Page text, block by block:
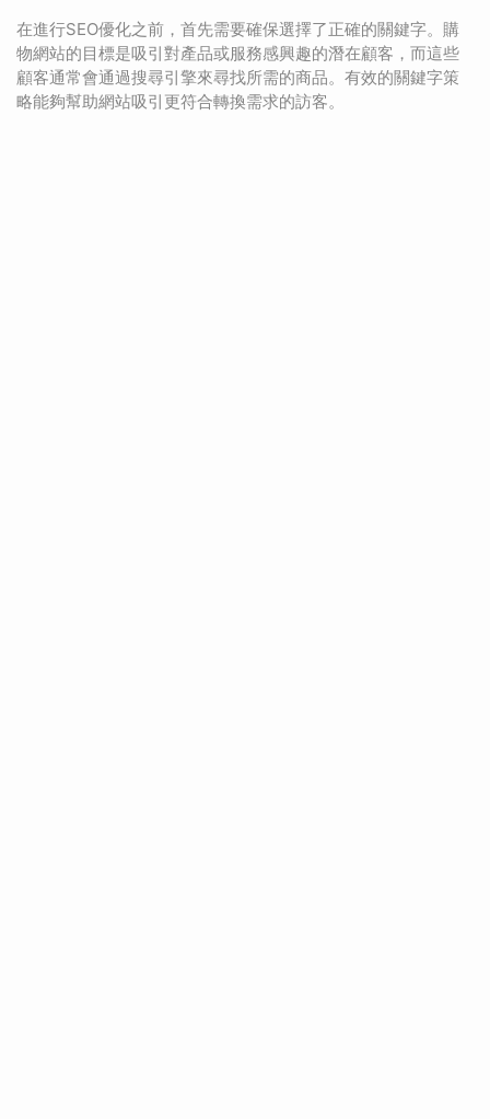
在進行SEO優化之前，首先需要確保選擇了正確的關鍵字。購
物網站的目標是吸引對產品或服務感興趣的潛在顧客，而這些
顧客通常會通過搜尋引擎來尋找所需的商品。有效的關鍵字策
略能夠幫助網站吸引更符合轉換需求的訪客。